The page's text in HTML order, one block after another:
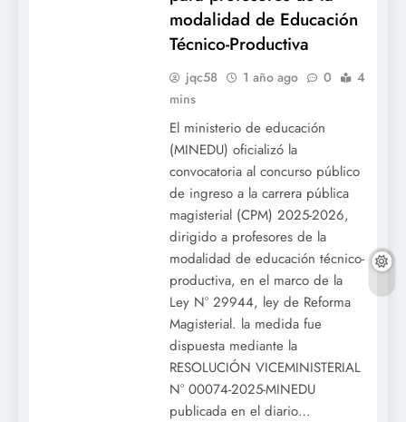
modalidad de Educación
Técnico-Productiva
jqc58 1 año ago 0
4
mins
El ministerio de educación
(MINEDU) oficializó la
convocatoria al concurso público
de ingreso a la carrera pública
magisterial (CPM) 2025-2026,
dirigido a profesores de la
modalidad de educación técnico-
productiva, en el marco de la
Ley N° 29944, ley de Reforma
Magisterial. la medida fue
dispuesta mediante la
RESOLUCIÓN VICEMINISTERIAL
N° 00074-2025-MINEDU
publicada en el diario…